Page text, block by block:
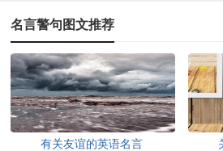
名言警句图文推荐
有关友谊的英语名言